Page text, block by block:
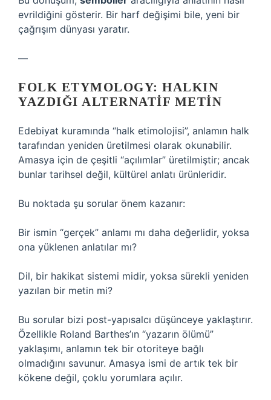
evrildiğini gösterir. Bir harf değişimi bile, yeni bir
çağrışım dünyası yaratır.
—
FOLK ETYMOLOGY: HALKIN
YAZDIĞI ALTERNATIF METIN
Edebiyat kuramında “halk etimolojisi”, anlamın halk
tarafından yeniden üretilmesi olarak okunabilir.
Amasya için de çeşitli “açılımlar” üretilmiştir; ancak
bunlar tarihsel değil, kültürel anlatı ürünleridir.
Bu noktada şu sorular önem kazanır:
Bir ismin “gerçek” anlamı mı daha değerlidir, yoksa
ona yüklenen anlatılar mı?
Dil, bir hakikat sistemi midir, yoksa sürekli yeniden
yazılan bir metin mi?
Bu sorular bizi post-yapısalcı düşünceye yaklaştırır.
Özellikle Roland Barthes’ın “yazarın ölümü”
yaklaşımı, anlamın tek bir otoriteye bağlı
olmadığını savunur. Amasya ismi de artık tek bir
kökene değil, çoklu yorumlara açılır.